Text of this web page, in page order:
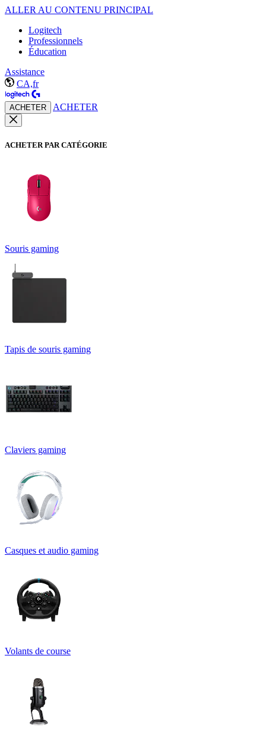
ALLER AU CONTENU PRINCIPAL
Logitech
Professionnels
Éducation
Assistance
CA,fr
ACHETER ACHETER
ACHETER PAR CATÉGORIE
Souris gaming
Tapis de souris gaming
Claviers gaming
Casques et audio gaming
Volants de course